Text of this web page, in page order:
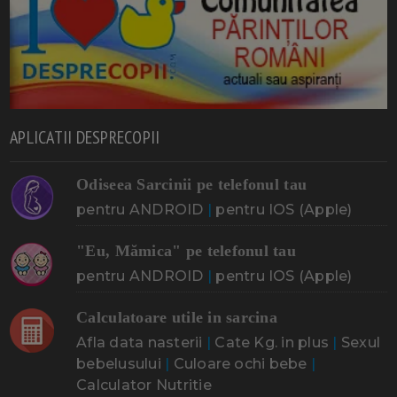
APLICATII DESPRECOPII
Odiseea Sarcinii pe telefonul tau
pentru ANDROID | pentru IOS (Apple)
"Eu, Mămica" pe telefonul tau
pentru ANDROID | pentru IOS (Apple)
Calculatoare utile in sarcina
Afla data nasterii | Cate Kg. in plus | Sexul
bebelusului | Culoare ochi bebe |
Calculator Nutritie